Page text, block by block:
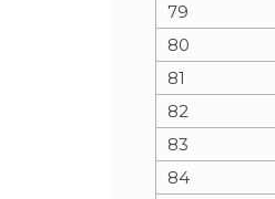
79
80
81
82
83
84